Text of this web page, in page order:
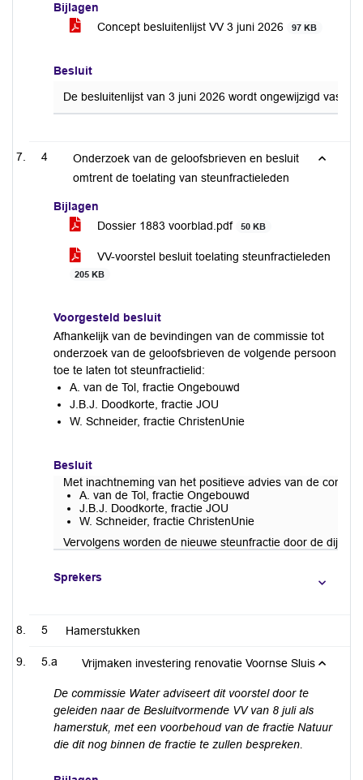
Bijlagen
Concept besluitenlijst VV 3 juni 2026
97 KB
Besluit
De besluitenlijst van 3 juni 2026 wordt ongewijzigd
4
Onderzoek van de geloofsbrieven en besluit
omtrent de toelating van steunfractieleden
Bijlagen
Dossier 1883 voorblad.pdf
50 KB
VV-voorstel besluit toelating steunfractieleden
205 KB
Voorgesteld besluit
Afhankelijk van de bevindingen van de commissie tot
onderzoek van de geloofsbrieven de volgende persoon
toe te laten tot steunfractielid:
A. van de Tol, fractie Ongebouwd
J.B.J. Doodkorte, fractie JOU
W. Schneider, fractie ChristenUnie
Besluit
Met inachtneming van het positieve advies van de
A. van de Tol, fractie Ongebouwd
J.B.J. Doodkorte, fractie JOU
W. Schneider, fractie ChristenUnie
Vervolgens worden de nieuwe steunfractie door de
Sprekers
5 Hamerstukken
5.a Vrijmaken investering renovatie Voornse Sluis
De commissie Water adviseert dit voorstel door te
geleiden naar de Besluitvormende VV van 8 juli als
hamerstuk, met een voorbehoud van de fractie Natuur
die dit nog binnen de fractie te zullen bespreken.